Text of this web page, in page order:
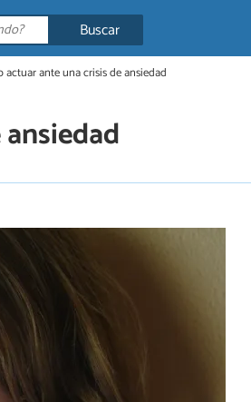
Buscar
actuar ante una crisis de ansiedad